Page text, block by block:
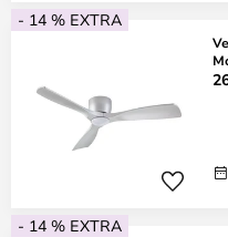
- 14 % EXTRA
- 14 % EXTRA